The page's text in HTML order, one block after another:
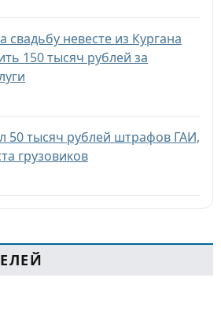
свадьбу невесте из Кургана
150 тысяч рублей за
50 тысяч рублей штрафов ГАИ,
грузовиков